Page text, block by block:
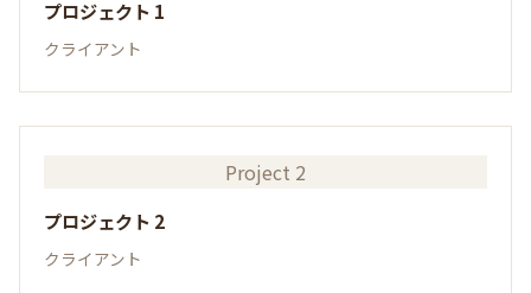
プロジェクト 1
クライアント
Project 2
プロジェクト 2
クライアント